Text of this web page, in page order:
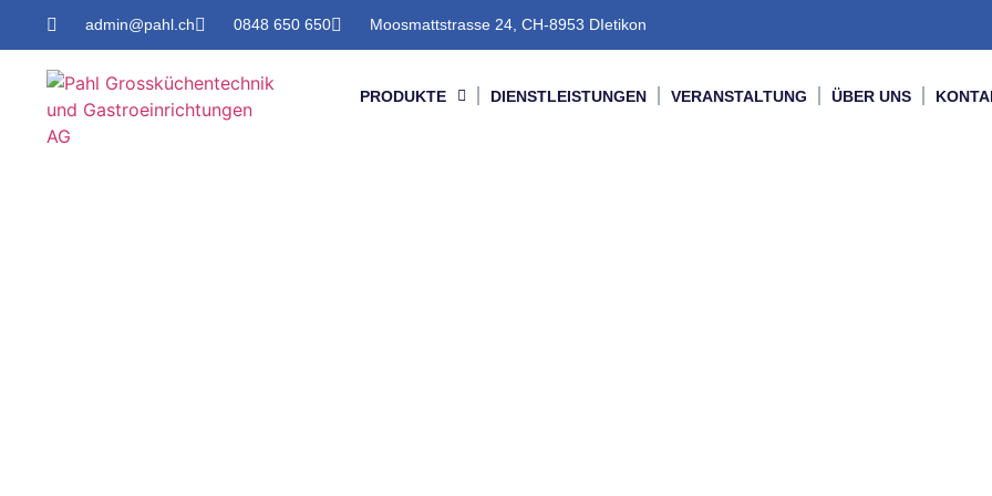
admin@pahl.ch 0848 650 650 Moosmattstrasse 24, CH-8953 DIetikon
PRODUKTE DIENSTLEISTUNGEN VERANSTALTUNG ÜBER UNS